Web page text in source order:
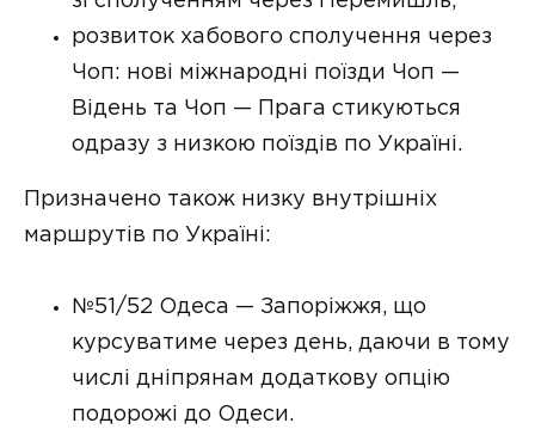
розвиток хабового сполучення через
Чоп: нові міжнародні поїзди Чоп —
Відень та Чоп — Прага стикуються
одразу з низкою поїздів по Україні.
Призначено також низку внутрішніх
маршрутів по Україні:
№51/52 Одеса — Запоріжжя, що
курсуватиме через день, даючи в тому
числі дніпрянам додаткову опцію
подорожі до Одеси.